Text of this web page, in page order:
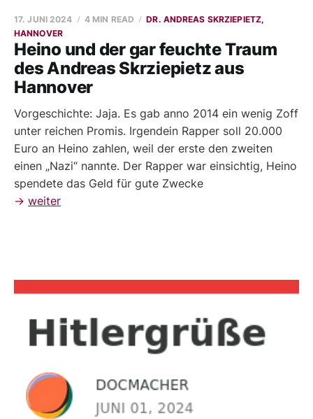
Heino und der gar feuchte Traum
des Andreas Skrziepietz aus
Hannover
17. JUNI 2024 4 MIN READ
DR. ANDREAS SKRZIEPIETZ,
HANNOVER
Vorgeschichte: Jaja. Es gab anno 2014 ein wenig Zoff
unter reichen Promis. Irgendein Rapper soll 20.000
Euro an Heino zahlen, weil der erste den zweiten
einen „Nazi“ nannte. Der Rapper war einsichtig, Heino
spendete das Geld für gute Zwecke
→ weiter